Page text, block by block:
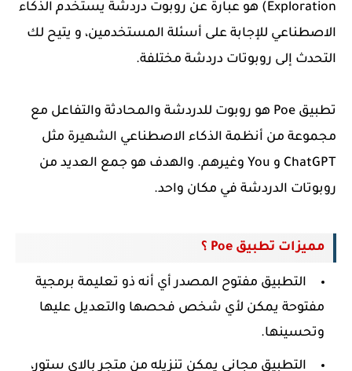
Exploration)
هو عبارة عن روبوت دردشة يستخدم الذكاء
الاصطناعي للإجابة على أسئلة المستخدمين، و يتيح لك
التحدث إلى روبوتات دردشة مختلفة.
تطبيق Poe هو روبوت للدردشة والمحادثة والتفاعل مع
مجموعة من أنظمة الذكاء الاصطناعي الشهيرة مثل
ChatGPT و You وغيرهم. والهدف هو جمع العديد من
روبوتات الدردشة في مكان واحد.
مميزات تطبيق Poe ؟
التطبيق مفتوح المصدر أي أنه ذو تعليمة برمجية
مفتوحة يمكن لأي شخص فحصها والتعديل عليها
وتحسينها.
التطبيق مجاني يمكن تنزيله من متجر بالاي ستور،